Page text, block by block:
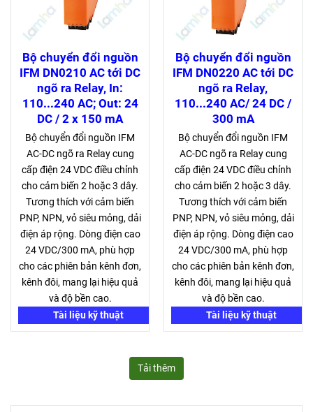
Bộ chuyển đổi nguồn
IFM DN0210 AC tới DC
ngõ ra Relay, In:
110...240 AC; Out: 24
DC / 2 x 150 mA
Bộ chuyển đổi nguồn IFM
AC-DC ngõ ra Relay cung
cấp điện 24 VDC điều chỉnh
cho cảm biến 2 hoặc 3 dây.
Tương thích với cảm biến
PNP, NPN, vỏ siêu mỏng, dải
điện áp rộng. Dòng điện cao
24 VDC/300 mA, phù hợp
cho các phiên bản kênh đơn,
kênh đôi, mang lại hiệu quả
và độ bền cao.
Tài liệu kỹ thuật
Bộ chuyển đổi nguồn
IFM DN0220 AC tới DC
ngõ ra Relay,
110...240 AC/ 24 DC /
300 mA
Bộ chuyển đổi nguồn IFM
AC-DC ngõ ra Relay cung
cấp điện 24 VDC điều chỉnh
cho cảm biến 2 hoặc 3 dây.
Tương thích với cảm biến
PNP, NPN, vỏ siêu mỏng, dải
điện áp rộng. Dòng điện cao
24 VDC/300 mA, phù hợp
cho các phiên bản kênh đơn,
kênh đôi, mang lại hiệu quả
và độ bền cao.
Tài liệu kỹ thuật
Tải thêm